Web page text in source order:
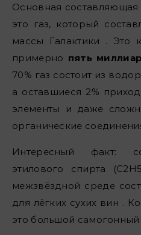
Основная
это газ, который
массы Галактики . Это
примерно пять
70% газ состоит из
а оставшиеся 2%
элементы и даже
органические
Интересный факт:
этилового спирта
межзвёздной среде
для лёгких сухих вин .
это большой самогонный